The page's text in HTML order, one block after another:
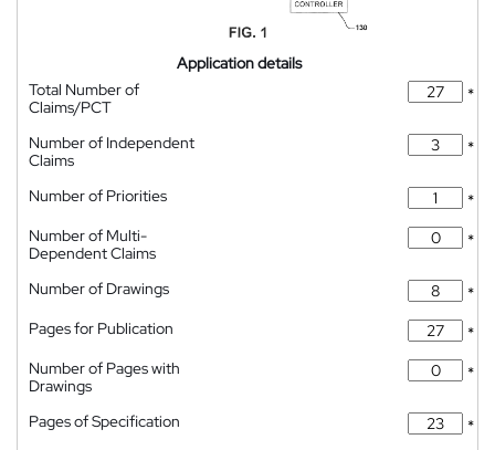
Application details
Total Number of
Claims/PCT
*
Number of Independent
Claims
*
Number of Priorities
*
Number of Multi-
Dependent Claims
*
Number of Drawings
*
Pages for Publication
*
Number of Pages with
Drawings
*
Pages of Specification
*